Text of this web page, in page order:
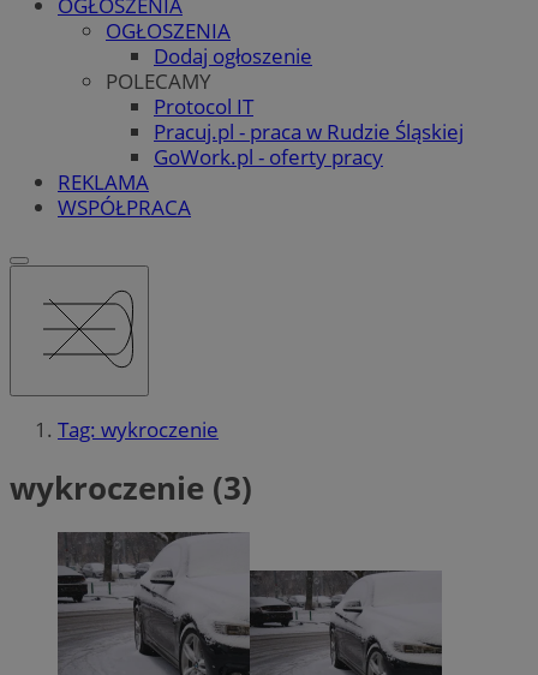
OGŁOSZENIA
Dodaj ogłoszenie
POLECAMY
Protocol IT
Pracuj.pl - praca w Rudzie Śląskiej
GoWork.pl - oferty pracy
REKLAMA
WSPÓŁPRACA
Tag: wykroczenie
wykroczenie (3)